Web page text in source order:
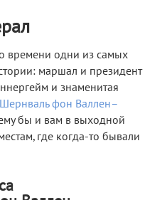
времени одни из самых
маршал и президент
и знаменитая
фон Валлен–
бы и вам в выходной
где когда-то бывали